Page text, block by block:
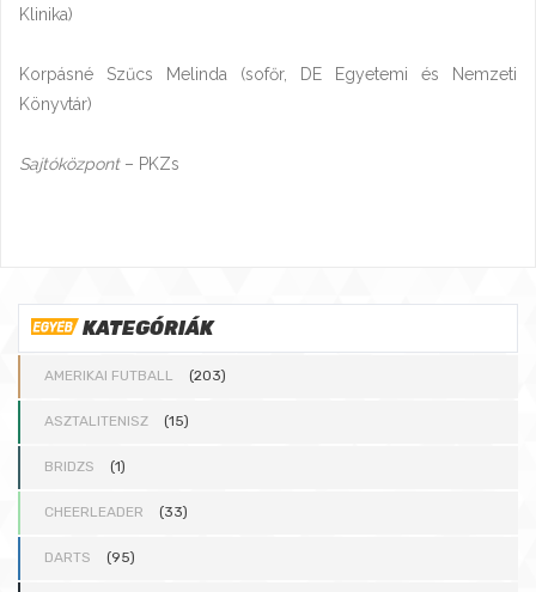
Klinika)
Korpásné Szűcs Melinda (sofőr, DE Egyetemi és Nemzeti
Könyvtár)
Sajtóközpont– PKZs
KATEGÓRIÁK
AMERIKAI FUTBALL (203)
ASZTALITENISZ (15)
BRIDZS (1)
CHEERLEADER (33)
DARTS (95)